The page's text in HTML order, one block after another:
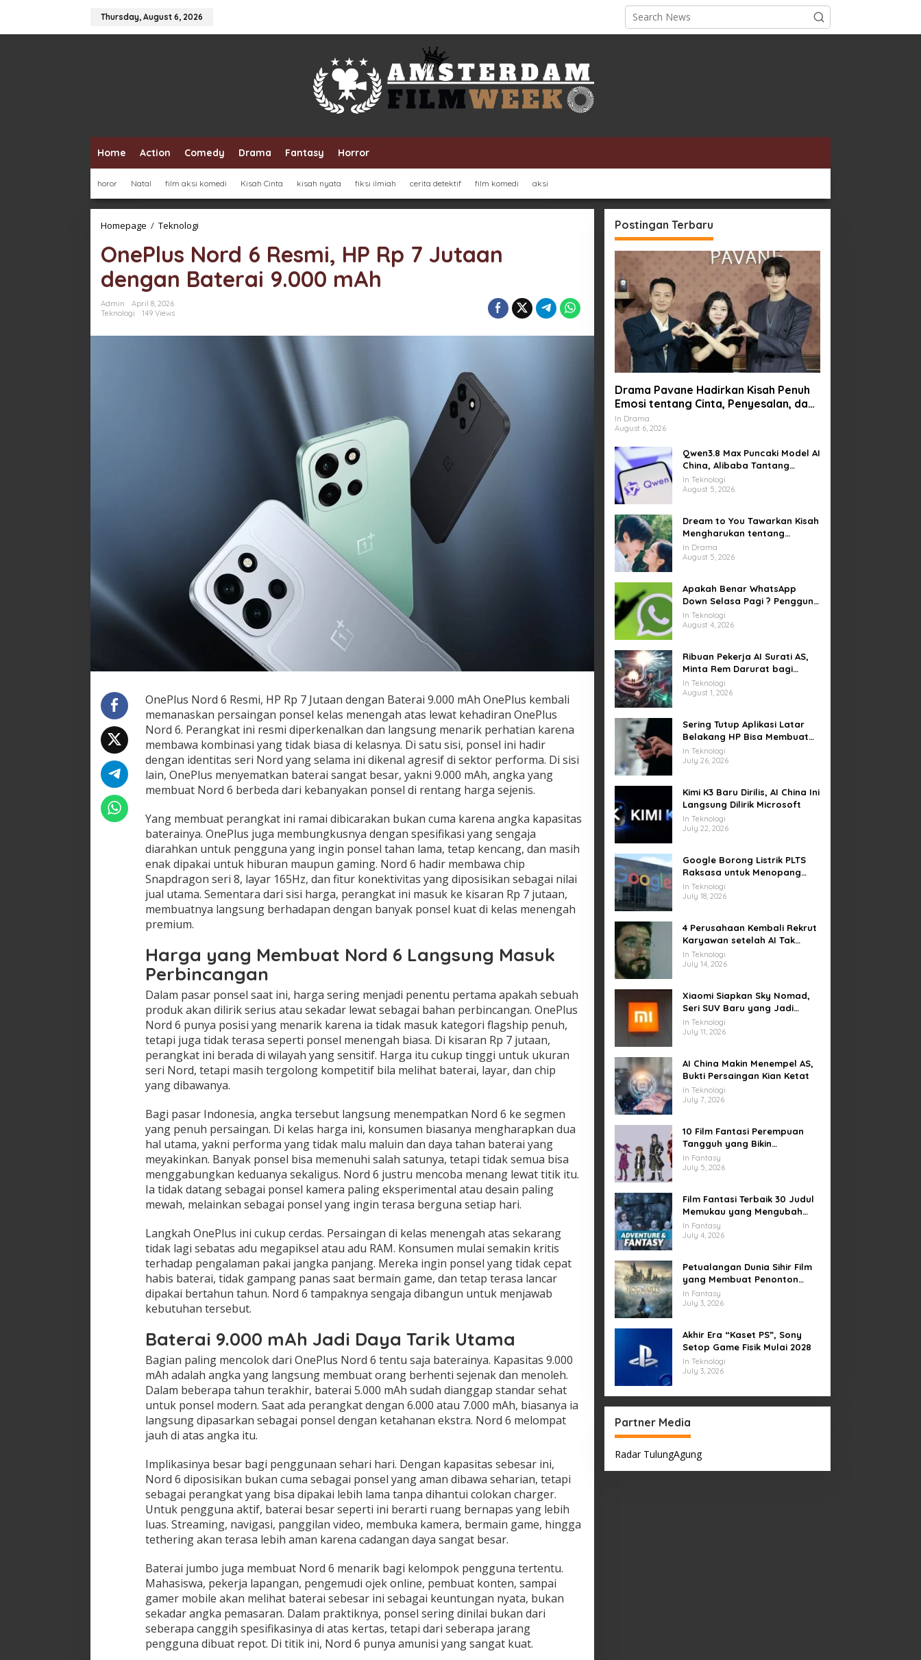
Thursday, August 6, 2026
Home Action Comedy Drama Fantasy Horror
horor Natal film aksi komedi Kisah Cinta kisah nyata fiksi ilmiah cerita detektif film komedi aksi
Homepage / Teknologi
6
Resmi,
HP
Rp
Baterai
OnePlus Nord 6 Resmi, HP Rp 7 Jutaan
dengan Baterai 9.000 mAh
Admin
April 8, 2026
Teknologi
149 Views
OnePlus Nord 6 Resmi, HP Rp 7 Jutaan dengan Baterai 9.000 mAh OnePlus kembali
memanaskan persaingan ponsel kelas menengah atas lewat kehadiran OnePlus
Nord 6. Perangkat ini resmi diperkenalkan dan langsung menarik perhatian karena
membawa kombinasi yang tidak biasa di kelasnya. Di satu sisi, ponsel ini hadir
dengan identitas seri Nord yang selama ini dikenal agresif di sektor performa. Di sisi
lain, OnePlus menyematkan baterai sangat besar, yakni 9.000 mAh, angka yang
membuat Nord 6 berbeda dari kebanyakan ponsel di rentang harga sejenis.
Yang membuat perangkat ini ramai dibicarakan bukan cuma karena angka kapasitas
baterainya. OnePlus juga membungkusnya dengan spesifikasi yang sengaja
diarahkan untuk pengguna yang ingin ponsel tahan lama, tetap kencang, dan masih
enak dipakai untuk hiburan maupun gaming. Nord 6 hadir membawa chip
Snapdragon seri 8, layar 165Hz, dan fitur konektivitas yang diposisikan sebagai nilai
jual utama. Sementara dari sisi harga, perangkat ini masuk ke kisaran Rp 7 jutaan,
membuatnya langsung berhadapan dengan banyak ponsel kuat di kelas menengah
premium.
Harga yang Membuat Nord 6 Langsung Masuk
Perbincangan
Dalam pasar ponsel saat ini, harga sering menjadi penentu pertama apakah sebuah
produk akan dilirik serius atau sekadar lewat sebagai bahan perbincangan. OnePlus
Nord 6 punya posisi yang menarik karena ia tidak masuk kategori flagship penuh,
tetapi juga tidak terasa seperti ponsel menengah biasa. Di kisaran Rp 7 jutaan,
perangkat ini berada di wilayah yang sensitif. Harga itu cukup tinggi untuk ukuran
seri Nord, tetapi masih tergolong kompetitif bila melihat baterai, layar, dan chip
yang dibawanya.
Bagi pasar Indonesia, angka tersebut langsung menempatkan Nord 6 ke segmen
yang penuh persaingan. Di kelas harga ini, konsumen biasanya mengharapkan dua
hal utama, yakni performa yang tidak malu maluin dan daya tahan baterai yang
meyakinkan. Banyak ponsel bisa memenuhi salah satunya, tetapi tidak semua bisa
menggabungkan keduanya sekaligus. Nord 6 justru mencoba menang lewat titik itu.
Ia tidak datang sebagai ponsel kamera paling eksperimental atau desain paling
mewah, melainkan sebagai ponsel yang ingin terasa berguna setiap hari.
Langkah OnePlus ini cukup cerdas. Persaingan di kelas menengah atas sekarang
tidak lagi sebatas adu megapiksel atau adu RAM. Konsumen mulai semakin kritis
terhadap pengalaman pakai jangka panjang. Mereka ingin ponsel yang tidak cepat
habis baterai, tidak gampang panas saat bermain game, dan tetap terasa lancar
dipakai bertahun tahun. Nord 6 tampaknya sengaja dibangun untuk menjawab
kebutuhan tersebut.
Baterai 9.000 mAh Jadi Daya Tarik Utama
Bagian paling mencolok dari OnePlus Nord 6 tentu saja baterainya. Kapasitas 9.000
mAh adalah angka yang langsung membuat orang berhenti sejenak dan menoleh.
Dalam beberapa tahun terakhir, baterai 5.000 mAh sudah dianggap standar sehat
untuk ponsel modern. Saat ada perangkat dengan 6.000 atau 7.000 mAh, biasanya ia
langsung dipasarkan sebagai ponsel dengan ketahanan ekstra. Nord 6 melompat
jauh di atas angka itu.
Implikasinya besar bagi penggunaan sehari hari. Dengan kapasitas sebesar ini,
Nord 6 diposisikan bukan cuma sebagai ponsel yang aman dibawa seharian, tetapi
sebagai perangkat yang bisa dipakai lebih lama tanpa dihantui colokan charger.
Untuk pengguna aktif, baterai besar seperti ini berarti ruang bernapas yang lebih
luas. Streaming, navigasi, panggilan video, membuka kamera, bermain game, hingga
tethering akan terasa lebih aman karena cadangan daya sangat besar.
Baterai jumbo juga membuat Nord 6 menarik bagi kelompok pengguna tertentu.
Mahasiswa, pekerja lapangan, pengemudi ojek online, pembuat konten, sampai
gamer mobile akan melihat baterai sebesar ini sebagai keuntungan nyata, bukan
sekadar angka pemasaran. Dalam praktiknya, ponsel sering dinilai bukan dari
seberapa canggih spesifikasinya di atas kertas, tetapi dari seberapa jarang
pengguna dibuat repot. Di titik ini, Nord 6 punya amunisi yang sangat kuat.
Postingan Terbaru
Drama Pavane Hadirkan Kisah Penuh
Emosi tentang Cinta, Penyesalan, dan
Kesempatan Memulai Kembali
In Drama
August 6, 2026
Qwen3.8 Max Puncaki Model AI
China, Alibaba Tantang
Pemain Global
In Teknologi
August 5, 2026
Dream to You Tawarkan Kisah
Mengharukan tentang
Perjuangan Meraih Mimpi
yang Sempat Tertunda
In Drama
August 5, 2026
Apakah Benar WhatsApp
Down Selasa Pagi ? Pengguna
Kesulitan Kirim Gambar dan
Video di Sejumlah Wilayah
In Teknologi
August 4, 2026
Ribuan Pekerja AI Surati AS,
Minta Rem Darurat bagi
Teknologi Canggih
In Teknologi
August 1, 2026
Sering Tutup Aplikasi Latar
Belakang HP Bisa Membuat
Baterai Lebih Boros
In Teknologi
July 26, 2026
Kimi K3 Baru Dirilis, AI China Ini
Langsung Dilirik Microsoft
In Teknologi
July 22, 2026
Google Borong Listrik PLTS
Raksasa untuk Menopang
Pusat Data dan AI
In Teknologi
July 18, 2026
4 Perusahaan Kembali Rekrut
Karyawan setelah AI Tak
Penuhi Harapan
In Teknologi
July 14, 2026
Xiaomi Siapkan Sky Nomad,
Seri SUV Baru yang Jadi
Sorotan Otomotif Dunia
In Teknologi
July 11, 2026
AI China Makin Menempel AS,
Bukti Persaingan Kian Ketat
In Teknologi
July 7, 2026
10 Film Fantasi Perempuan
Tangguh yang Bikin
Terinspirasi, Termasuk Damsel
In Fantasy
July 5, 2026
Film Fantasi Terbaik 30 Judul
Memukau yang Mengubah
Imajinasi
In Fantasy
July 4, 2026
Petualangan Dunia Sihir Film
yang Membuat Penonton
Terpukau Selamanya
In Fantasy
July 3, 2026
Akhir Era “Kaset PS”, Sony
Setop Game Fisik Mulai 2028
In Teknologi
July 3, 2026
Partner Media
Radar TulungAgung